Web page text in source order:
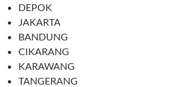
DEPOK
JAKARTA
BANDUNG
CIKARANG
KARAWANG
TANGERANG